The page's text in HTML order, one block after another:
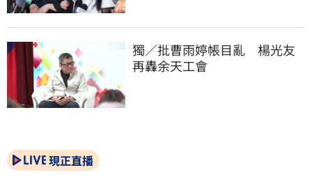
獨／批曹雨婷帳目亂　楊光友
再轟余天工會
現正直播